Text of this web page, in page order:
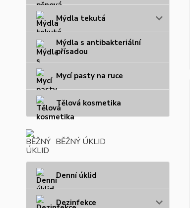
Mýdla tekutá
Mýdla s antibakteriální
přísadou
Mycí pasty na ruce
Tělová kosmetika
BĚŽNÝ ÚKLID
Denní úklid
Dezinfekce